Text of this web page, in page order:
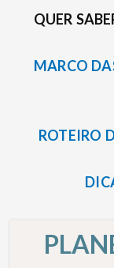
QUER
MARCO
ROTEIRO